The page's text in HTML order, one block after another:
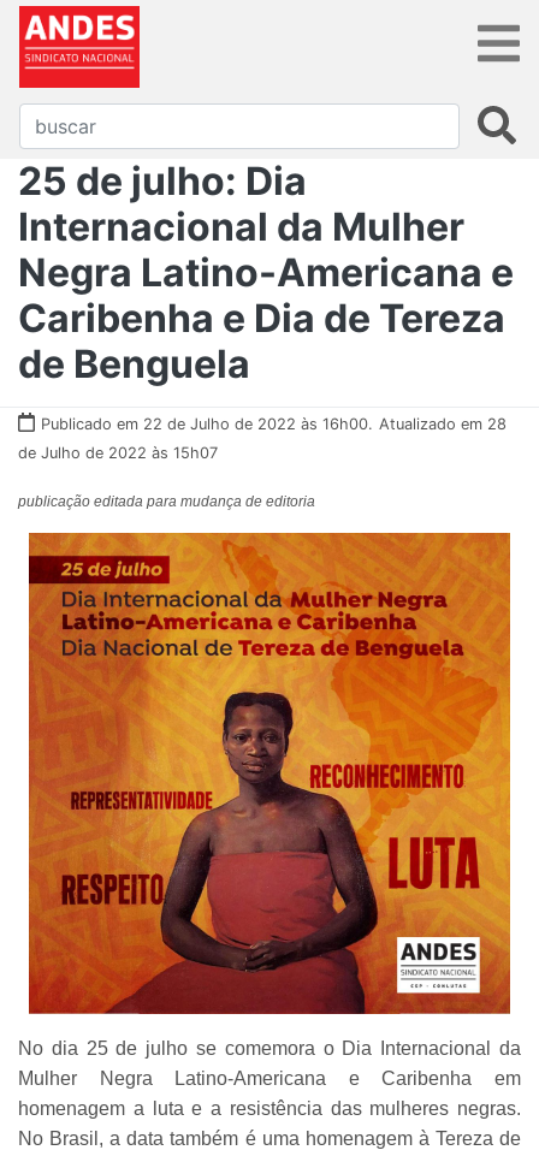
25 de julho: Dia
Internacional da Mulher
Negra Latino-Americana e
Caribenha e Dia de Tereza
de Benguela
Publicado em 22 de Julho de 2022 às 16h00. Atualizado em 28
de Julho de 2022 às 15h07
publicação editada para mudança de editoria
No dia 25 de julho se comemora o Dia Internacional da
Mulher Negra Latino-Americana e Caribenha em
homenagem a luta e a resistência das mulheres negras.
No Brasil, a data também é uma homenagem à Tereza de